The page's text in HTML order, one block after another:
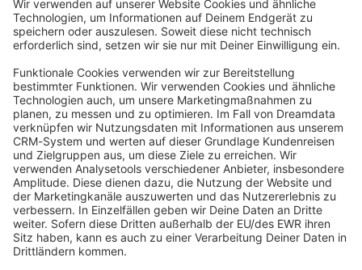
Angetrieben vonDiscourse, beste Erfahrung mit aktiviertem
community@shopware.com
Company
Press
Newsletter